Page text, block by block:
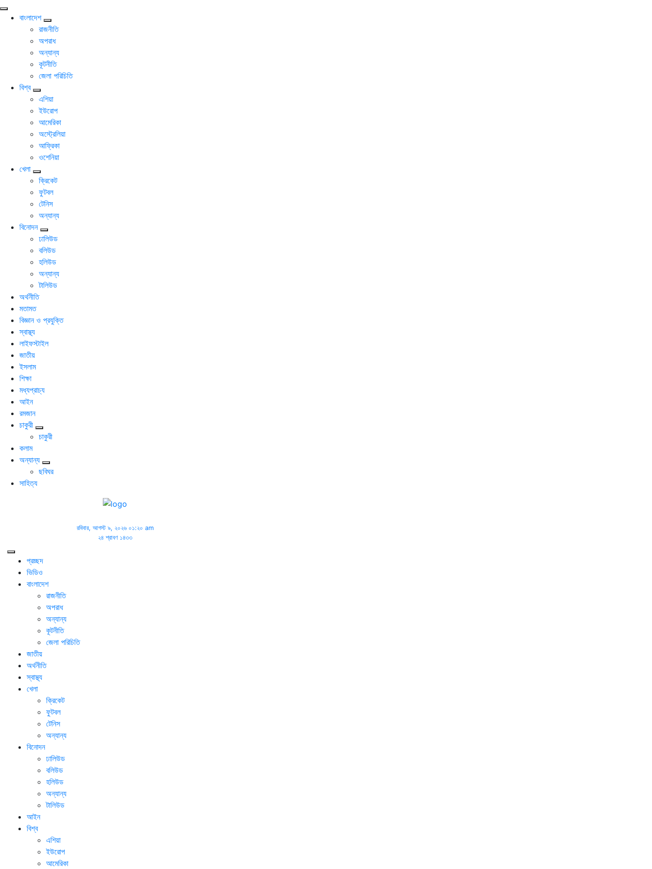
বাংলাদেশ
রাজনীতি
অপরাধ
অন্যান্য
কূটনীতি
জেলা পরিচিতি
বিশ্ব
এশিয়া
ইউরোপ
আমেরিকা
অস্ট্রেলিয়া
আফ্রিকা
ওশেনিয়া
খেলা
ক্রিকেট
ফুটবল
টেনিস
অন্যান্য
বিনোদন
ঢালিউড
বলিউড
হলিউড
অন্যান্য
টালিউড
অর্থনীতি
মতামত
বিজ্ঞান ও প্রযুক্তি
স্বাস্থ্য
লাইফস্টাইল
জাতীয়
ইসলাম
শিক্ষা
মধ্যপ্রাচ্য
আইন
রমজান
চাকুরী
চাকুরী
কলাম
অন্যান্য
ছবিঘর
সাহিত্য
রবিবার, আগস্ট ৯, ২০২৬ ০১:২০ am
২৪ শ্রাবণ ১৪৩৩
প্রচ্ছদ
ভিডিও
বাংলাদেশ
রাজনীতি
অপরাধ
অন্যান্য
কূটনীতি
জেলা পরিচিতি
জাতীয়
অর্থনীতি
স্বাস্থ্য
খেলা
ক্রিকেট
ফুটবল
টেনিস
অন্যান্য
বিনোদন
ঢালিউড
বলিউড
হলিউড
অন্যান্য
টালিউড
আইন
বিশ্ব
এশিয়া
ইউরোপ
আমেরিকা